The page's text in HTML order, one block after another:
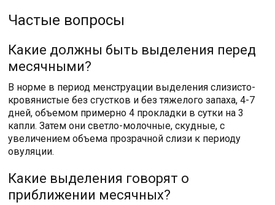
Частые вопросы
Какие должны быть выделения перед
месячными?
В норме в период менструации выделения слизисто-
кровянистые без сгустков и без тяжелого запаха, 4-7
дней, объемом примерно 4 прокладки в сутки на 3
капли. Затем они светло-молочные, скудные, с
увеличением объема прозрачной слизи к периоду
овуляции.
Какие выделения говорят о
приближении месячных?